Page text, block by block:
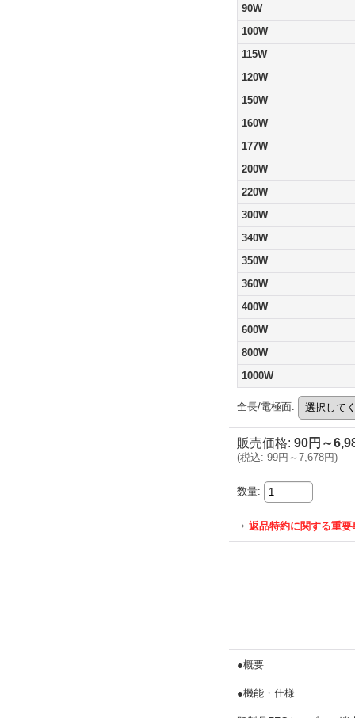
90W
100W
115W
120W
150W
160W
177W
200W
220W
300W
340W
350W
360W
400W
600W
800W
1000W
全長/電極面:
販売価格: 90円～
(税込: 99円～7,678円)
数量:
返品特約に関する重要
●概要
●機能・仕様